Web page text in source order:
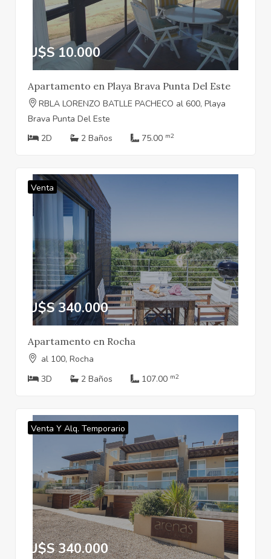
U$S 10.000
Apartamento en Playa Brava Punta Del Este
RBLA LORENZO BATLLE PACHECO al 600, Playa
Brava Punta Del Este
2D
2 Baños 75.00 m2
Venta
U$S 340.000
Apartamento en Rocha
al 100, Rocha
3D
2 Baños 107.00 m2
Venta Y Alq. Temporario
U$S 340.000